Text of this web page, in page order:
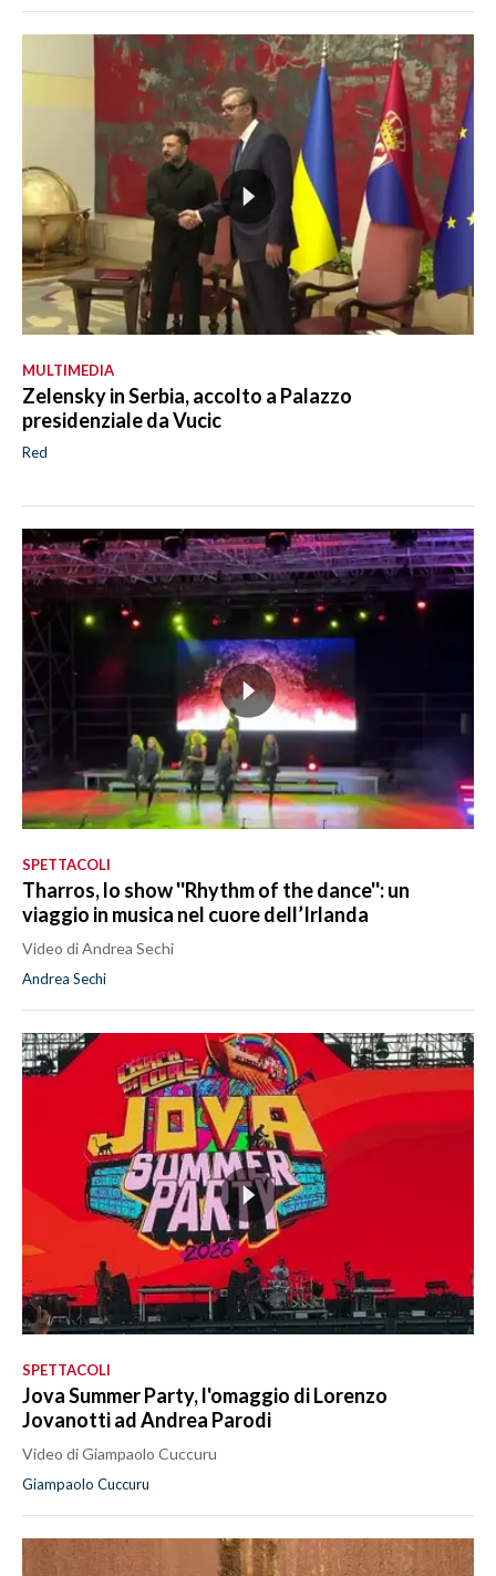
MULTIMEDIA
Zelensky in Serbia, accolto a Palazzo
presidenziale da Vucic
Red
SPETTACOLI
Tharros, lo show ''Rhythm of the dance'': un
viaggio in musica nel cuore dell’Irlanda
Video di Andrea Sechi
Andrea Sechi
SPETTACOLI
Jova Summer Party, l'omaggio di Lorenzo
Jovanotti ad Andrea Parodi
Video di Giampaolo Cuccuru
Giampaolo Cuccuru